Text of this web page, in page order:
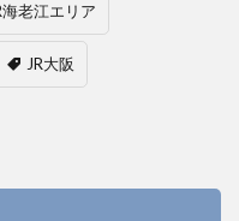
老江エリア
JR大阪